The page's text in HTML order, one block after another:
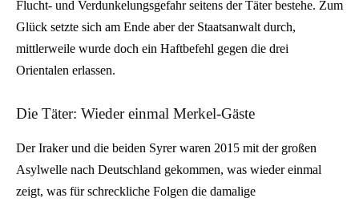
Flucht- und Verdunkelungsgefahr seitens der Täter bestehe. Zum
Glück setzte sich am Ende aber der Staatsanwalt durch,
mittlerweile wurde doch ein Haftbefehl gegen die drei
Orientalen erlassen.
Die Täter: Wieder einmal Merkel-Gäste
Der Iraker und die beiden Syrer waren 2015 mit der großen
Asylwelle nach Deutschland gekommen, was wieder einmal
zeigt, was für schreckliche Folgen die damalige